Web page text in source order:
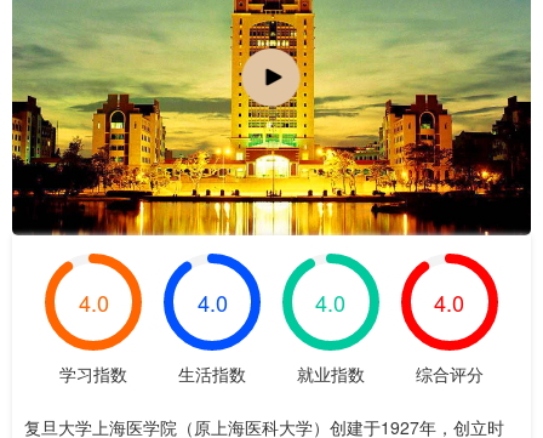
4.0
学习指数
4.0
生活指数
4.0
就业指数
4.0
综合评分
复旦大学上海医学院（原上海医科大学）创建于1927年，创立时